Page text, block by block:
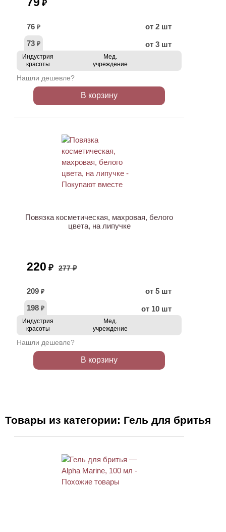
₽
76 ₽
от 2 шт
73 ₽ от 3 шт
Индустрия
красоты
Мед.
учреждение
Нашли дешевле?
В корзину
Повязка косметическая, махровая, белого
цвета, на липучке
220 ₽ 277 ₽
209 ₽
от 5 шт
198 ₽ от 10 шт
Индустрия
красоты
Мед.
учреждение
Нашли дешевле?
В корзину
Товары из категории: Гель для бритья